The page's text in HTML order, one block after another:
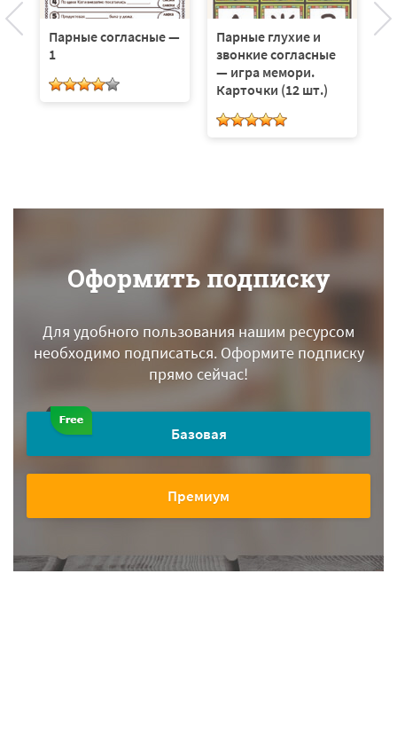
Парные согласные —
1
Парные глухие и
звонкие согласные
— игра мемори.
Карточки (12 шт.)
Оформить подписку
Для удобного пользования нашим ресурсом
необходимо подписаться.Оформите подписку
прямо сейчас!
Базовая
Премиум